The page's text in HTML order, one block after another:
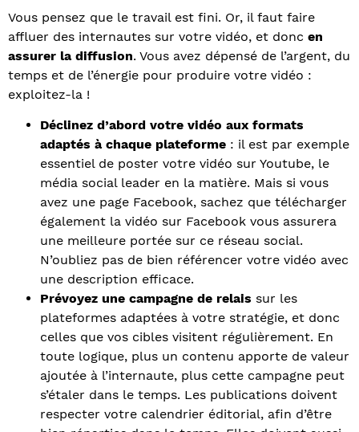
Vous pensez que le travail est fini. Or, il faut faire
affluer des internautes sur votre vidéo, et donc en
assurer la diffusion. Vous avez dépensé de l’argent, du
temps et de l’énergie pour produire votre vidéo :
exploitez-la !
Déclinez d’abord votre vidéo aux formats
adaptés à chaque plateforme : il est par exemple
essentiel de poster votre vidéo sur Youtube, le
média social leader en la matière. Mais si vous
avez une page Facebook, sachez que télécharger
également la vidéo sur Facebook vous assurera
une meilleure portée sur ce réseau social.
N’oubliez pas de bien référencer votre vidéo avec
une description efficace.
Prévoyez une campagne de relais sur les
plateformes adaptées à votre stratégie, et donc
celles que vos cibles visitent régulièrement. En
toute logique, plus un contenu apporte de valeur
ajoutée à l’internaute, plus cette campagne peut
s’étaler dans le temps. Les publications doivent
respecter votre calendrier éditorial, afin d’être